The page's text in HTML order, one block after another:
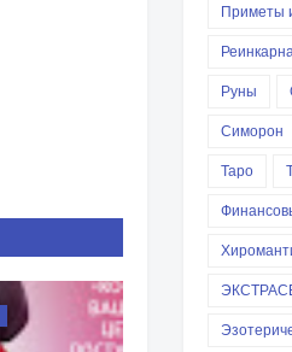
Приметы
Руны
Симорон
Таро